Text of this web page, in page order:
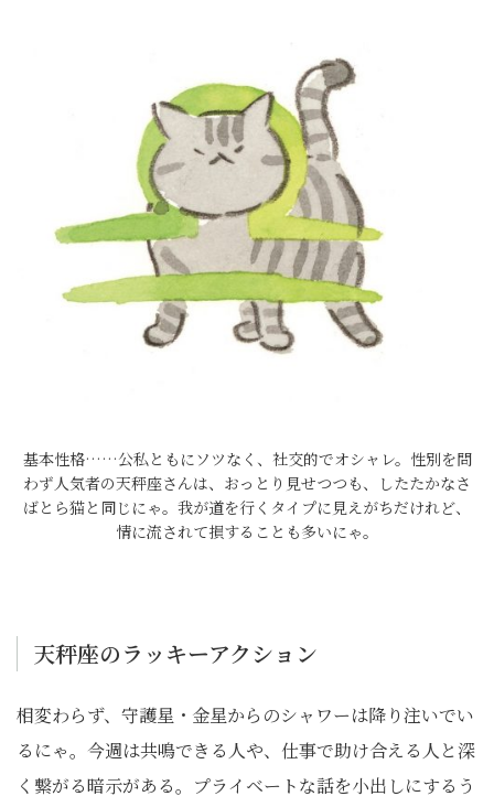
基本性格……公私ともにソツなく、社交的でオシャレ。性別を問
わず人気者の天秤座さんは、おっとり見せつつも、したたかなさ
ばとら猫と同じにゃ。我が道を行くタイプに見えがちだけれど、
情に流されて損することも多いにゃ。
天秤座のラッキーアクション
相変わらず、守護星・金星からのシャワーは降り注いでい
るにゃ。今週は共鳴できる人や、仕事で助け合える人と深
く繋がる暗示がある。プライベートな話を小出しにするう